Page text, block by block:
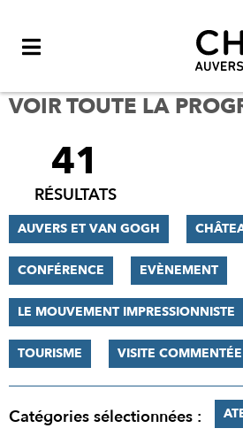
VOIR TOUTE LA
FILTRER
RÉSULTATS
41
RÉSULTATS
AUVERS ET VAN GOGH
CONFÉRENCE EVÈNEMENT
LE MOUVEMENT IMPRESSIONNISTE
TOURISME VISITE COMMENTÉE
Catégories sélectionnées :